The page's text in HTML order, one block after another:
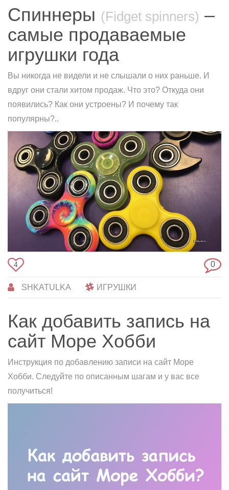
Спиннеры (Fidget spinners) –
самые продаваемые
игрушки года
Вы никогда не видели и не слышали о них раньше. И
вдруг они стали хитом продаж. Что это? Откуда они
появились? Как они устроены? И почему так
популярны?..
4 0
SHKATULKA ИГРУШКИ
Как добавить запись на
сайт Море Хобби
Инструкция по добавлению записи на сайт Море
Хобби. Следуйте по описанным шагам и у вас все
получиться!